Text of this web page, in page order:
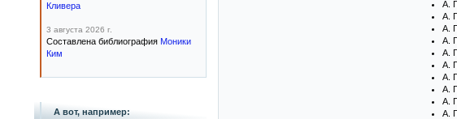
А.
А.
А.
А.
А.
А.
А.
А.
А.
А.
Кливера
3 августа 2026 г.
Составлена библиография Моники
Ким
А вот, например: